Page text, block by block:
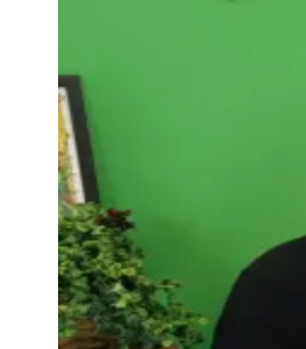
Guia Comercial
Selo Verificado
Portal Educacional
Agenda de Vestibulares
Vagas de Emprego
Concursos
Panorama Econômico
Panorama Econômico
Para Sua Empresa